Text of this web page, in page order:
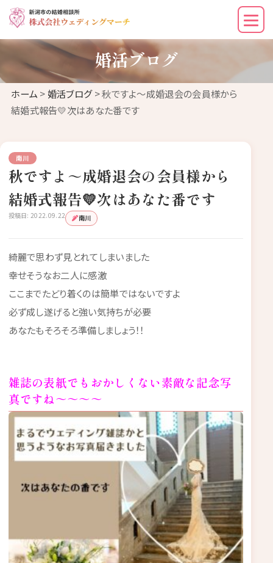
婚活ブログ
ホーム >婚活ブログ> 秋ですよ～成婚退会の会員様から
結婚式報告💛次はあなた番です
南川
秋ですよ～成婚退会の会員様から
結婚式報告💛次はあなた番です
投稿日: 2022.09.22 南川
綺麗で思わず見とれてしまいました
幸せそうなお二人に感激
ここまでたどり着くのは簡単ではないですよ
必ず成し遂げると強い気持ちが必要
あなたもそろそろ準備しましょう！！
雑誌の表紙でもおかしくない素敵な記念写
真ですね～～～～